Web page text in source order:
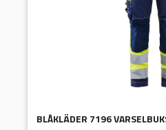
BLÅKLÄDER 7196